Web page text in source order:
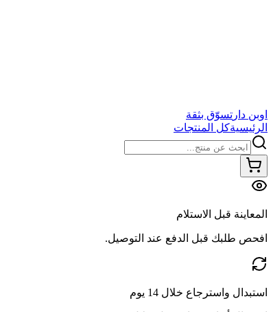
اوبن دار تسوّق بثقة
الرئيسيةكل المنتجات
المعاينة قبل الاستلام
افحص طلبك قبل الدفع عند التوصيل.
استبدال واسترجاع خلال 14 يوم